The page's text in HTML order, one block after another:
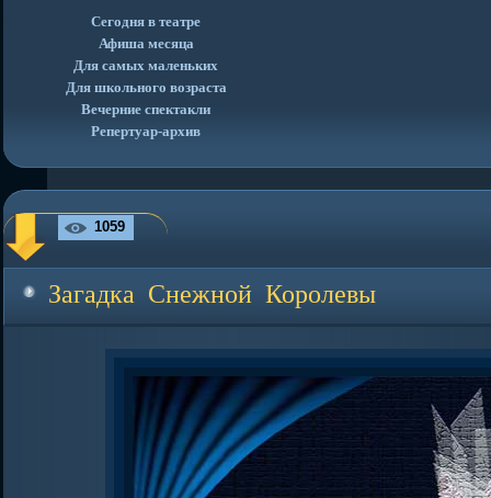
Сегодня в театре
Афиша месяца
Для самых маленьких
Для школьного возраста
Вечерние спектакли
Репертуар-архив
1059
Загадка Снежной Королевы